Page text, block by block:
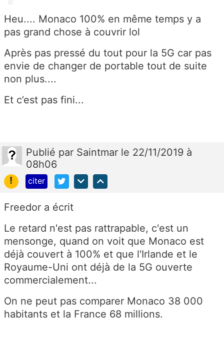
Heu.... Monaco 100% en même temps y a
pas grand chose à couvrir lol
Après pas pressé du tout pour la 5G car pas
envie de changer de portable tout de suite
non plus....
Et c’est pas fini...
Publié par Saintmar le 22/11/2019 à
08h06
!
citer
Freedor a écrit
Le retard n'est pas rattrapable, c'est un
mensonge, quand on voit que Monaco est
déjà couvert à 100% et que l'Irlande et le
Royaume-Uni ont déjà de la 5G ouverte
commercialement...
On ne peut pas comparer Monaco 38 000
habitants et la France 68 millions.